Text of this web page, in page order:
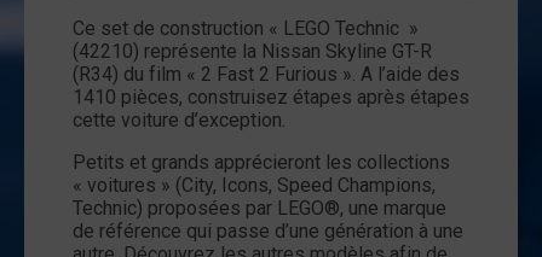
42210
-
Nissan
Skyline
GT-
R
-
2
Fast
Ce set de construction « LEGO Technic »
(42210) représente la Nissan Skyline GT-R
(R34) du film « 2 Fast 2 Furious ». A l’aide des
1410 pièces, construisez étapes après étapes
cette voiture d’exception.
Petits et grands apprécieront les collections
« voitures » (City, Icons, Speed Champions,
Technic) proposées par LEGO®, une marque
de référence qui passe d’une génération à une